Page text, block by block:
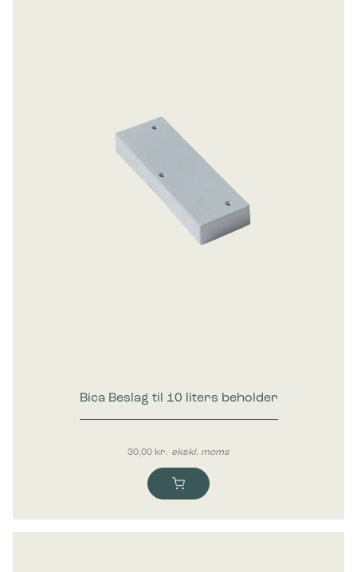
Bica Beslag til 10 liters beholder
30,00 kr. ekskl. moms